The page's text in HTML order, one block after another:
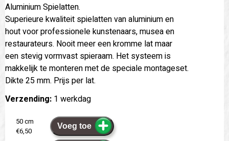
Aluminium Spielatten.
Superieure kwaliteit spielatten van aluminium en
hout voor professionele kunstenaars, musea en
restaurateurs. Nooit meer een kromme lat maar
een stevig vormvast spieraam. Het systeem is
makkelijk te monteren met de speciale montageset.
Dikte 25 mm. Prijs per lat.
Verzending: 1 werkdag
50 cm
€6,50
Voeg toe